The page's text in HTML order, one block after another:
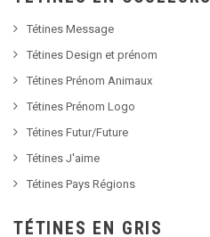
Tétines Message
Tétines Design et prénom
Tétines Prénom Animaux
Tétines Prénom Logo
Tétines Futur/Future
Tétines J'aime
Tétines Pays Régions
TÉTINES EN GRIS